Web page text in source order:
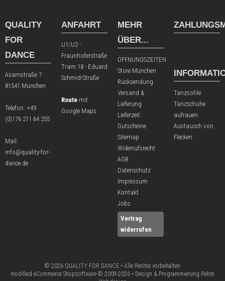
QUALITY
FOR
DANCE
Asamstraße 7
81541 München
Telefon: +49
(0)176 211 64 255
Mail:
info@quality-for-
dance.de
ANFAHRT
U1/U2 -
Fraunhoferstraße
Tram 18 - Eduard
Schmid-Straße
Route mit
Google Maps
MEHR
ÜBER...
ÖFFNUNGSZEITEN
Store München
Rücksendung
Versand &
Lieferung
Lieferzeit
Gutscheine
Sitemap
Widerrufsrecht
AGB
Datenschutz
Impressum
Kontakt
Jobs
Vertrag
widerrufen
Tanzsohle
Tanzschuhe
aufrauen
Austausch von
Flecken
© 2026 QUALITY FOR DANCE • Alle Rechte vorbehalten
modified eCommerce Shopsoftware © 2009-2026 • Design & Programmierung Rehm